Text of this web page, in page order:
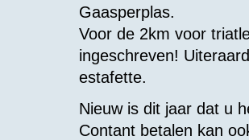
Gaasperplas.
Voor de 2km voor
ingeschreven!
estafette.
Nieuw is dit jaar dat u
Contant betalen kan